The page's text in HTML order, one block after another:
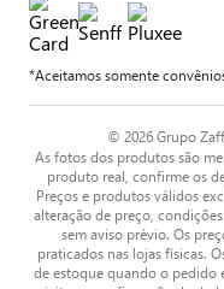
*Aceitamos somente
© 2026 Grupo
As fotos dos produtos são
produto real, confirme os
Preços e produtos válidos
alteração de preço,
sem aviso prévio. Os
praticados nas lojas físicas.
de estoque quando o pedido